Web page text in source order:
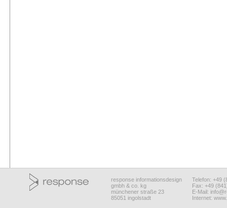
response informationsdesign
gmbh & co. kg
münchener straße 23
85051 ingolstadt
Telefon: +49
Fax: +49
E-Mail:
Internet: